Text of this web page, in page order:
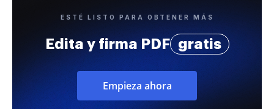
ESTÉ LISTO PARA OBTENER MÁS
Edita y firma PDF gratis
Empieza ahora